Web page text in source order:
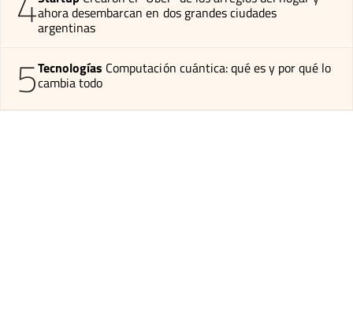
ahora desembarcan en dos grandes ciudades
argentinas
5Tecnologías Computación cuántica: qué es y por qué lo
cambia todo